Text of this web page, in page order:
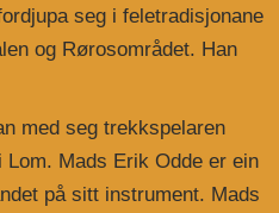
seg i feletradisjonane
og Rørosområdet. Han
med seg trekkspelaren
Lom. Mads Erik Odde er ein
på sitt instrument. Mads